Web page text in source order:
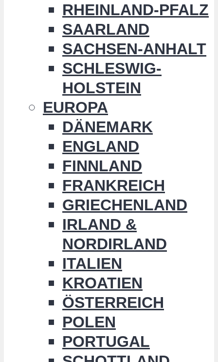
RHEINLAND-PFALZ
SAARLAND
SACHSEN-ANHALT
SCHLESWIG-
HOLSTEIN
EUROPA
DÄNEMARK
ENGLAND
FINNLAND
FRANKREICH
GRIECHENLAND
IRLAND &
NORDIRLAND
ITALIEN
KROATIEN
ÖSTERREICH
POLEN
PORTUGAL